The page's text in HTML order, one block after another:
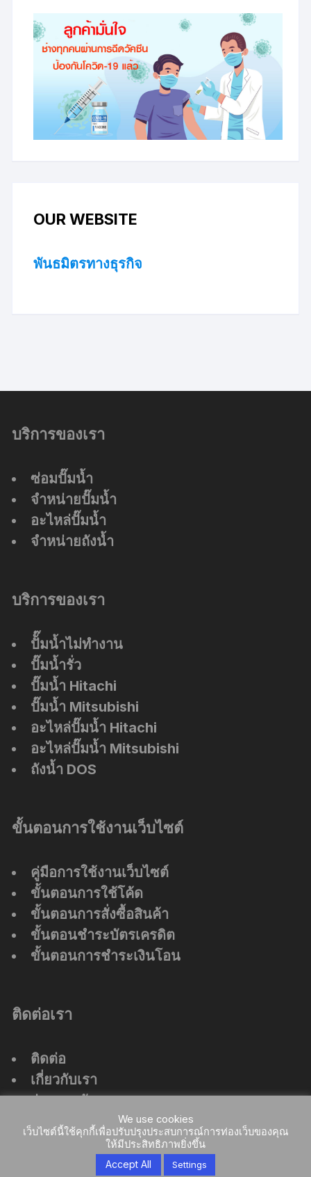
OUR WEBSITE
พันธมิตรทางธุรกิจ
บริการของเรา
ซ่อมปั๊มน้ำ
จำหน่ายปั๊มน้ำ
อะไหล่ปั๊มน้ำ
จำหน่ายถังน้ำ
บริการของเรา
ปัั๊มน้ำไม่ทำงาน
ปั๊มน้ำรั่ว
ปั๊มน้ำ Hitachi
ปั๊มน้ำ Mitsubishi
อะไหล่ปั๊มน้ำ Hitachi
อะไหล่ปั๊มน้ำ Mitsubishi
ถังน้ำ DOS
ขั้นตอนการใช้งานเว็บไซต์
คู่มือการใช้งานเว็บไซต์
ขั้นตอนการใช้โค้ด
ขั้นตอนการสั่งซื้อสินค้า
ขั้นตอนชำระบัตรเครดิต
ขั้นตอนการชำระเงินโอน
ติดต่อเรา
ติดต่อ
เกี่ยวกับเรา
ร่วมงานกับเรา
ที่ตั้งสำนักงานใหญ่We use cookies
เว็บไซต์นี้ใช้คุกกี้เพื่อปรับปรุงประสบการณ์การท่องเว็บของคุณ
ให้มีประสิทธิภาพยิ่งขึ้น
Accept All Settings